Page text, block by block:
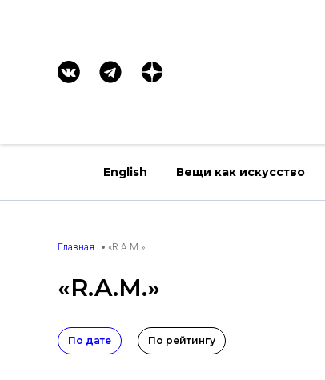
English Вещи как искусство
Главная «R.A.M.»
«R.A.M.»
По дате По рейтингу